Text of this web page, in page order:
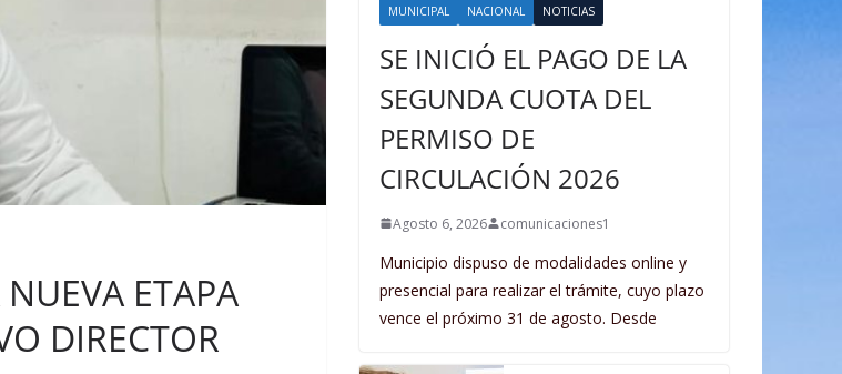
ETAPA
DIRECTOR
MUNICIPAL NACIONAL NOTICIAS
SE INICIÓ EL PAGO DE LA
SEGUNDA CUOTA DEL
PERMISO DE
CIRCULACIÓN 2026
Agosto 6, 2026 comunicaciones1
Municipio dispuso de modalidades online y
presencial para realizar el trámite, cuyo plazo
vence el próximo 31 de agosto. Desde